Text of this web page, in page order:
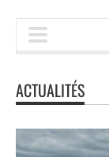
ACTUALITÉS